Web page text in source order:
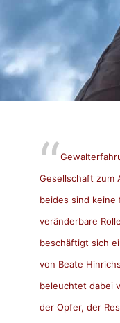
Gesellschaft zum
beides sind
veränderbare
beschäftigt sich
von Beate
beleuchtet dabei
der Opfer, der